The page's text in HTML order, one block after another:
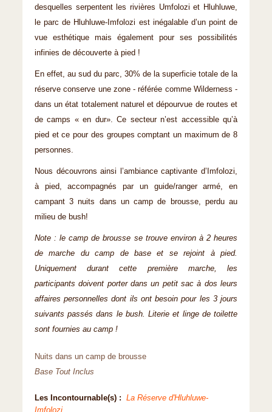
desquelles serpentent les rivières Umfolozi et Hluhluwe,
le parc de Hluhluwe-Imfolozi est inégalable d’un point de
vue esthétique mais également pour ses possibilités
infinies de découverte à pied !
En effet, au sud du parc, 30% de la superficie totale de la
réserve conserve une zone - référée comme Wilderness -
dans un état totalement naturel et dépourvue de routes et
de camps « en dur». Ce secteur n’est accessible qu’à
pied et ce pour des groupes comptant un maximum de 8
personnes.
Nous découvrons ainsi l’ambiance captivante d’Imfolozi,
à pied, accompagnés par un guide/ranger armé, en
campant 3 nuits dans un camp de brousse, perdu au
milieu de bush!
Note : le camp de brousse se trouve environ à 2 heures
de marche du camp de base et se rejoint à pied.
Uniquement durant cette première marche, les
participants doivent porter dans un petit sac à dos leurs
affaires personnelles dont ils ont besoin pour les 3 jours
suivants passés dans le bush. Literie et linge de toilette
sont fournies au camp !
Nuits dans un camp de brousse
Base Tout Inclus
Les Incontournable(s) :
La Réserve d'Hluhluwe-
Imfolozi